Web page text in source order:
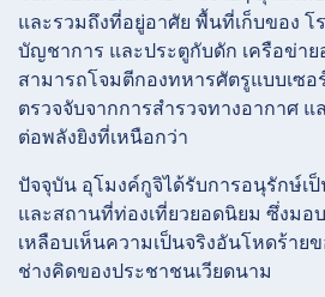
และรวมถึงที่อยู่อาศัย พื้นที่เก็บของ โ
บัญชาการ และประตูกับดัก เครือข่าย
สามารถโจมตีกองทหารศัตรูแบบเซ
ตรวจจับจากการสำรวจทางอากาศ
ต่อพลังยิงที่เหนือกว่า
ปัจจุบัน อุโมงค์กูจิได้รับการอนุรักษ์เ
และสถานที่ท่องเที่ยวยอดนิยม ซึ่งมอ
เหลือบเห็นความเป็นจริงอันโหดร้าย
ช่างคิดของประชาชนเวียดนาม